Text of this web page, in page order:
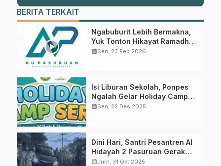
Gabung Channel WhatsApp NU
Pasuruan
Dapatkan info kegiatan, kajian, dan berita terbaru langsung dari
sumber resmi NU Pasuruan.
BERITA TERKAIT
Ngabuburit Lebih Bermakna,
Yuk Tonton Hikayat Ramadhan
NU Pasuruan
calendar_monthSen, 23 Feb 2026
Isi Liburan Sekolah, Ponpes
Ngalah Gelar Holiday Camp
untuk Anak
calendar_monthSen, 22 Des 2025
Dini Hari, Santri Pesantren Al
Hidayah 2 Pasuruan Gerak
Cepat Tolong Korban
calendar_monthJum, 31 Okt 2025